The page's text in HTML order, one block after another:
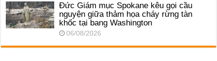
Đức Giám mục Spokane kêu gọi cầu
nguyện giữa thảm họa cháy rừng tàn
khốc tại bang Washington
06/08/2026